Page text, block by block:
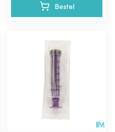
Bestel